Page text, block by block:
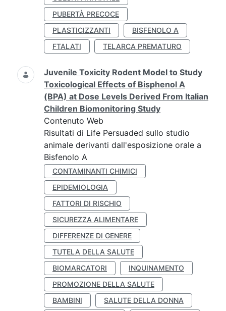
PUBERTÀ PRECOCE
PLASTICIZZANTI
BISFENOLO A
FTALATI
TELARCA PREMATURO
Juvenile Toxicity Rodent Model to Study
Toxicological Effects of Bisphenol A
(BPA) at Dose Levels Derived From Italian
Children Biomonitoring Study
Contenuto Web
Risultati di Life Persuaded sullo studio
animale derivanti dall'esposizione orale a
Bisfenolo A
CONTAMINANTI CHIMICI
EPIDEMIOLOGIA
FATTORI DI RISCHIO
SICUREZZA ALIMENTARE
DIFFERENZE DI GENERE
TUTELA DELLA SALUTE
BIOMARCATORI
INQUINAMENTO
PROMOZIONE DELLA SALUTE
BAMBINI
SALUTE DELLA DONNA